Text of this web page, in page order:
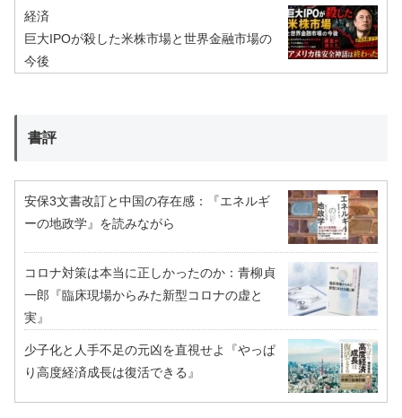
経済
巨大IPOが殺した米株市場と世界金融市場の
今後
書評
安保3文書改訂と中国の存在感：『エネルギ
ーの地政学』を読みながら
コロナ対策は本当に正しかったのか：青柳貞
一郎『臨床現場からみた新型コロナの虚と
実』
少子化と人手不足の元凶を直視せよ『やっぱ
り高度経済成長は復活できる』